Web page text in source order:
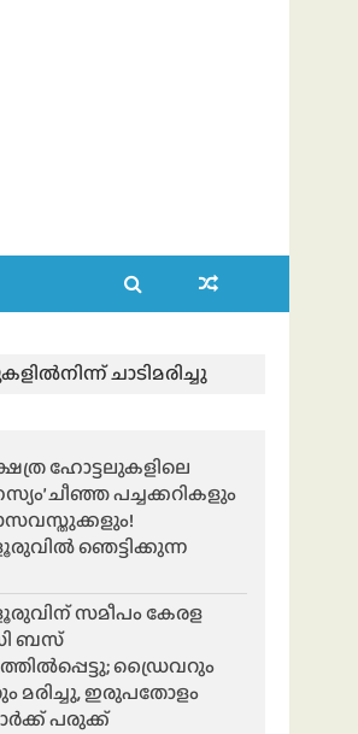
ചാടിമരിച്ചു
ഹോട്ടലുകളിലെ
ചീഞ്ഞ പച്ചക്കറികളും
ഞെട്ടിക്കുന്ന
സമീപം കേരള
ബസ്
ഡ്രൈവറും
മരിച്ചു, ഇരുപതോളം
പരുക്ക്